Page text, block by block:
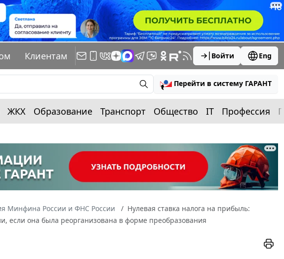
Клиентам Войти Eng
Перейти в систему ГАРАНТ
ЖКХ Образование Транспорт Общество IT Профессия
Минфина России и ФНС России
Нулевая ставка налога на прибыль:
если она была реорганизована в форме преобразования